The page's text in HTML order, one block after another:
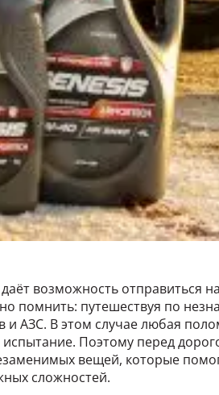
возможность отправиться
помнить: путешествуя по
и АЗС. В этом случае любая
Поэтому перед
вещей, которые
сложностей.